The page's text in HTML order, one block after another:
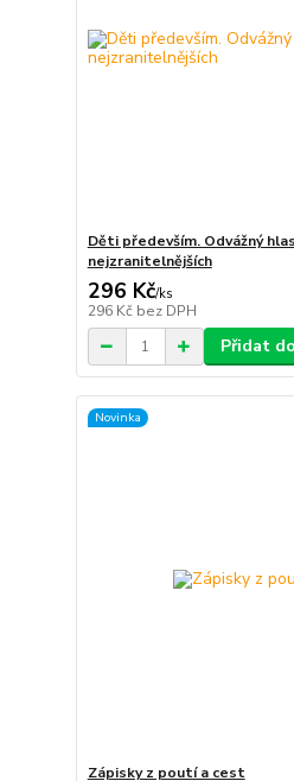
Děti především. Odvážný
nejzranitelnějších
296 Kč/ks
296 Kč bez DPH
Přidat
Novinka
Zápisky z poutí a cest